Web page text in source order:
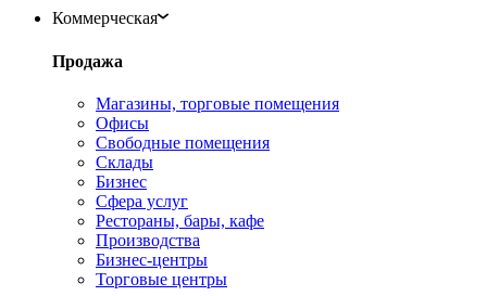
Коммерческая
Продажа
Магазины, торговые помещения
Офисы
Свободные помещения
Склады
Бизнес
Сфера услуг
Рестораны, бары, кафе
Производства
Бизнес-центры
Торговые центры